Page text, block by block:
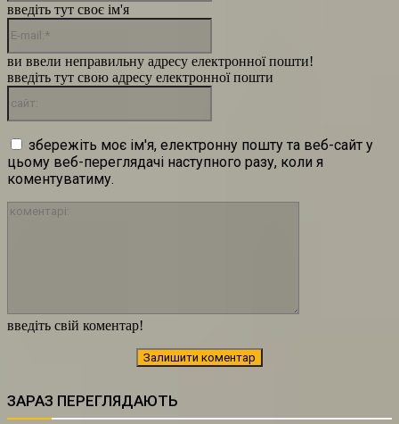
введіть свій коментар!
введіть тут своє ім'я
ви ввели неправильну адресу електронної пошти!
введіть тут свою адресу електронної пошти
збережіть моє ім'я, електронну пошту та веб-сайт у
цьому веб-переглядачі наступного разу, коли я
коментуватиму.
ЗАРАЗ ПЕРЕГЛЯДАЮТЬ